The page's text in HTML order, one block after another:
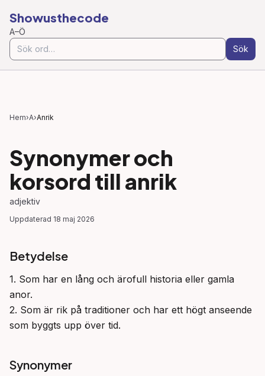
Showusthecode
A–Ö
Sök
Hem›A›Anrik
Synonymer och
korsord till anrik
adjektiv
Uppdaterad 18 maj 2026
Betydelse
1. Som har en lång och ärofull historia eller gamla
anor.
2. Som är rik på traditioner och har ett högt anseende
som byggts upp över tid.
Synonymer